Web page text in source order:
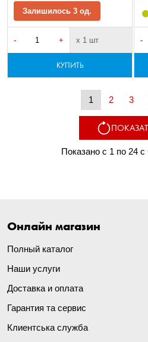
Залишилось 3 од.
- + х 1 шт
КУПИТЬ
-
1 2 3
Показано с 1 по 24 с
Онлайн магазин
Полный каталог
Наши услуги
Доставка и оплата
Гарантия та сервис
Клиентська служба